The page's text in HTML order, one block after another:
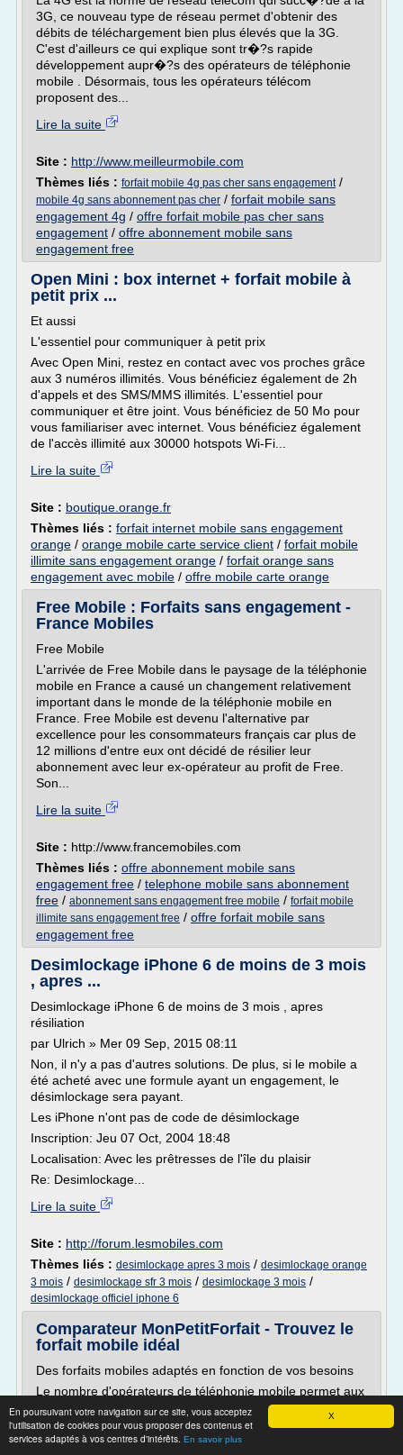
X
En poursuivant votre navigation sur ce site, vous acceptez
l'utilisation de cookies pour vous proposer des contenus et
services adaptés à vos centres d'intérêts. En savoir plus
3G, ce nouveau type de réseau permet d'obtenir des
débits de téléchargement bien plus élevés que la 3G.
C'est d'ailleurs ce qui explique sont tr�?s rapide
développement aupr�?s des opérateurs de téléphonie
mobile . Désormais, tous les opérateurs télécom
proposent des...
Lire la suite
Site : http://www.meilleurmobile.com
Thèmes liés : forfait mobile 4g pas cher sans engagement/
mobile 4g sans abonnement pas cher / forfait mobile sans
engagement 4g / offre forfait mobile pas cher sans
engagement / offre abonnement mobile sans
engagement free
Open Mini : box internet + forfait mobile à
petit prix ...
Et aussi
L'essentiel pour communiquer à petit prix
Avec Open Mini, restez en contact avec vos proches grâce
aux 3 numéros illimités. Vous bénéficiez également de 2h
d'appels et des SMS/MMS illimités. L'essentiel pour
communiquer et être joint. Vous bénéficiez de 50 Mo pour
vous familiariser avec internet. Vous bénéficiez également
de l'accès illimité aux 30000 hotspots Wi-Fi...
Lire la suite
Site : boutique.orange.fr
Thèmes liés : forfait internet mobile sans engagement
orange / orange mobile carte service client / forfait mobile
illimite sans engagement orange / forfait orange sans
engagement avec mobile / offre mobile carte orange
Free Mobile : Forfaits sans engagement -
France Mobiles
Free Mobile
L'arrivée de Free Mobile dans le paysage de la téléphonie
mobile en France a causé un changement relativement
important dans le monde de la téléphonie mobile en
France. Free Mobile est devenu l'alternative par
excellence pour les consommateurs français car plus de
12 millions d'entre eux ont décidé de résilier leur
abonnement avec leur ex-opérateur au profit de Free.
Son...
Lire la suite
Site : http://www.francemobiles.com
Thèmes liés : offre abonnement mobile sans
engagement free / telephone mobile sans abonnement
free / abonnement sans engagement free mobile / forfait mobile
illimite sans engagement free / offre forfait mobile sans
engagement free
Desimlockage iPhone 6 de moins de 3 mois
, apres ...
Desimlockage iPhone 6 de moins de 3 mois , apres
résiliation
par Ulrich » Mer 09 Sep, 2015 08:11
Non, il n'y a pas d'autres solutions. De plus, si le mobile a
été acheté avec une formule ayant un engagement, le
désimlockage sera payant.
Les iPhone n'ont pas de code de désimlockage
Inscription: Jeu 07 Oct, 2004 18:48
Localisation: Avec les prêtresses de l'île du plaisir
Re: Desimlockage...
Lire la suite
Site : http://forum.lesmobiles.com
Thèmes liés : desimlockage apres 3 mois / desimlockage orange
3 mois / desimlockage sfr 3 mois / desimlockage 3 mois /
desimlockage officiel iphone 6
Comparateur MonPetitForfait - Trouvez le
forfait mobile idéal
Des forfaits mobiles adaptés en fonction de vos besoins
Le nombre d'opérateurs de téléphonie mobile permet aux
consommateurs de profiter d'offres particulièrement
intéressantes. La concurrence est en effet favorable à la
baisse des prix et à la hausse de la qualité des services,